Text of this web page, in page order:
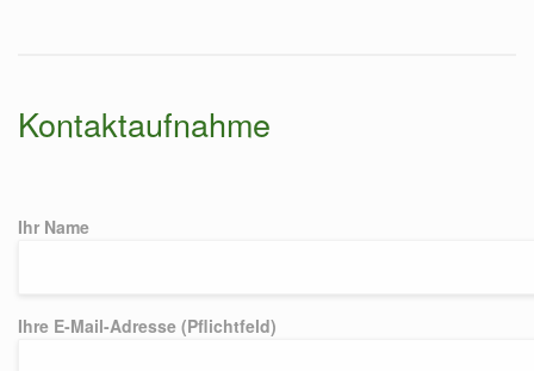
Kontaktaufnahme
Ihr Name
Ihre E-Mail-Adresse (Pflichtfeld)